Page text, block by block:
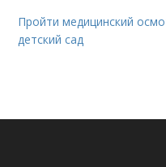
Пройти медицинский
детский сад